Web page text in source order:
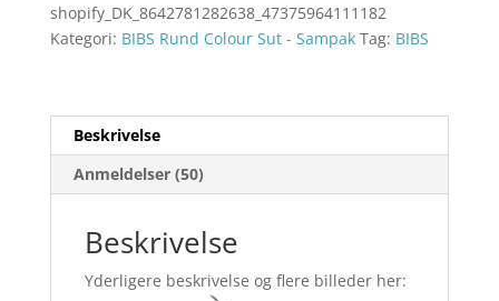
shopify_DK_8642781282638_47375964111182
Kategori: BIBS Rund Colour Sut - Sampak Tag: BIBS
Beskrivelse
Anmeldelser (50)
Beskrivelse
Yderligere beskrivelse og flere billeder her: